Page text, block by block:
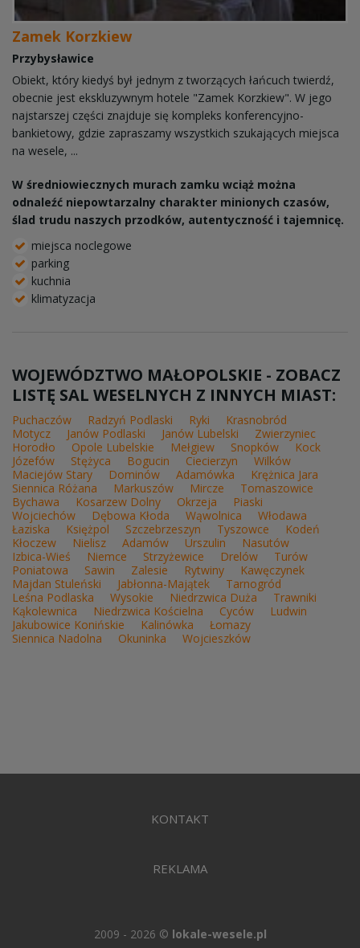
Zamek Korzkiew
Przybysławice
Obiekt, który kiedyś był jednym z tworzących łańcuch twierdź,
obecnie jest ekskluzywnym hotele "Zamek Korzkiew". W jego
najstarszej części znajduje się kompleks konferencyjno-
bankietowy, gdzie zapraszamy wszystkich szukających miejsca
na wesele, ...
W średniowiecznych murach zamku wciąż można
odnaleźć niepowtarzalny charakter minionych czasów,
ślad trudu naszych przodków, autentyczność i tajemnicę.
miejsca noclegowe
parking
kuchnia
klimatyzacja
WOJEWÓDZTWO MAŁOPOLSKIE - ZOBACZ
LISTĘ SAL WESELNYCH Z INNYCH MIAST:
Puchaczów Radzyń Podlaski Ryki
Krasnobród
Motycz
Janów Podlaski Janów Lubelski
Zwierzyniec
Horodło
Opole Lubelskie Mełgiew Snopków
Kock
Józefów
Stężyca Bogucin Ciecierzyn
Wilków
Maciejów Stary
Dominów Adamówka
Krężnica Jara
Siennica Różana
Markuszów Mircze
Tomaszowice
Bychawa
Kosarzew Dolny Okrzeja
Piaski
Wojciechów
Dębowa Kłoda Wąwolnica
Włodawa
Łaziska
Księżpol Szczebrzeszyn Tyszowce
Kodeń
Kłoczew
Nielisz Adamów Urszulin
Nasutów
Izbica-Wieś
Niemce Strzyżewice Drelów
Turów
Poniatowa
Sawin Zalesie Rytwiny
Kawęczynek
Majdan Stuleński
Jabłonna-Majątek
Tarnogród
Leśna Podlaska
Wysokie Niedrzwica Duża
Trawniki
Kąkolewnica
Niedrzwica Kościelna Cyców
Ludwin
Jakubowice Konińskie
Kalinówka
Łomazy
Siennica Nadolna
Okuninka Wojcieszków
KONTAKT
REKLAMA
2009 - 2026 © lokale-wesele.pl